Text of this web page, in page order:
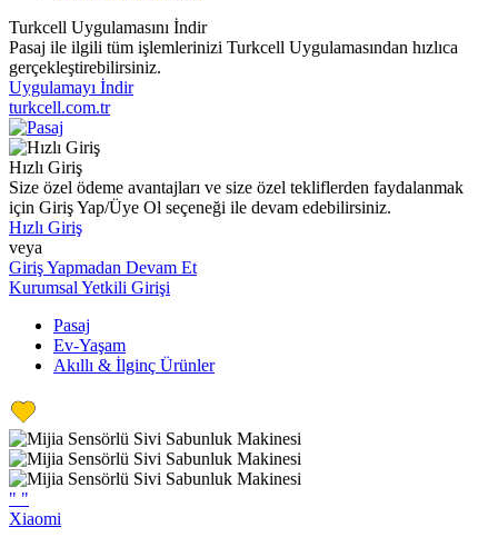
Turkcell Uygulamasını İndir
Pasaj ile ilgili tüm işlemlerinizi Turkcell Uygulamasından hızlıca
gerçekleştirebilirsiniz.
Uygulamayı İndir
turkcell.com.tr
Hızlı Giriş
Size özel ödeme avantajları ve size özel tekliflerden faydalanmak
için Giriş Yap/Üye Ol seçeneği ile devam edebilirsiniz.
Hızlı Giriş
veya
Giriş Yapmadan Devam Et
Kurumsal Yetkili Girişi
Pasaj
Ev-Yaşam
Akıllı & İlginç Ürünler
" "
Xiaomi